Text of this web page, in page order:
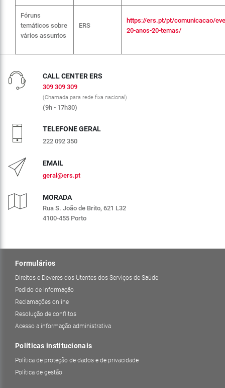
Fóruns
temáticos sobre
vários assuntos
ERS
https://ers.pt/pt/comunicacao/
20-anos-20-temas/
CALL CENTER ERS
309 309 309
(Chamada para rede fixa nacional)
(9h - 17h30)
TELEFONE GERAL
222 092 350
EMAIL
geral@ers.pt
MORADA
Rua S. João de Brito, 621 L32
4100-455 Porto
Formulários
Direitos e Deveres dos Utentes dos Serviços de Saúde
Pedido de informação
Reclamações online
Resolução de conflitos
Acesso a informação administrativa
Políticas institucionais
Política de proteção de dados e de privacidade
Política de gestão